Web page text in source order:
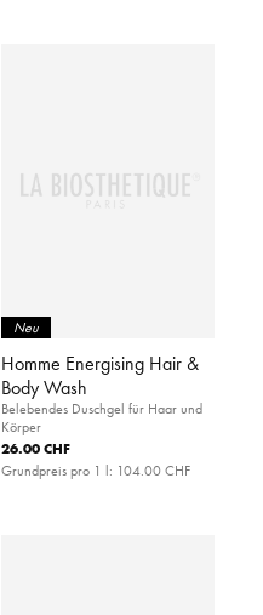
Neu
Homme Energising Hair &
Body Wash
Belebendes Duschgel für Haar und
Körper
26.00 CHF
Grundpreis pro 1 l: 104.00 CHF